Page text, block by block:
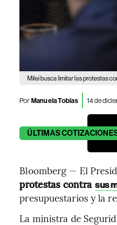
Milei busca limitar las protestas
PorManuela Tobías 14 de
ÚLTIMAS
Bloomberg — El
protestas contra sus
presupuestarios y la
La ministra de